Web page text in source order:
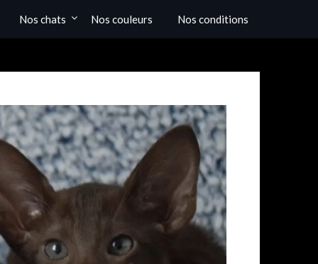
Nos chats Nos couleurs Nos conditions